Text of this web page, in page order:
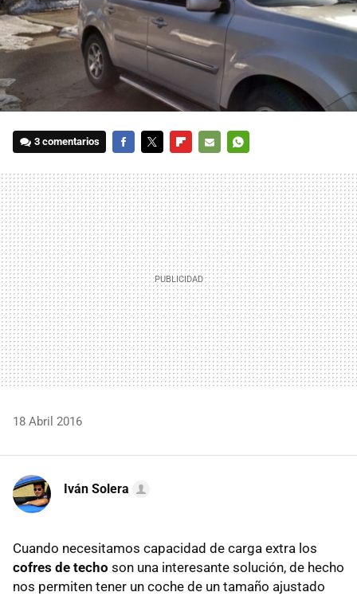
3 comentarios
MAIL
18 Abril 2016
Iván Solera
Cuando necesitamos capacidad de carga extra los
cofres de techo son una interesante solución, de hecho
nos permiten tener un coche de un tamaño ajustado